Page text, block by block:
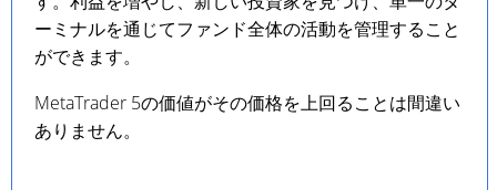
ーミナルを通じてファンド全体の活動を管理すること
ができます。
MetaTrader 5の価値がその価格を上回ることは間違い
ありません。